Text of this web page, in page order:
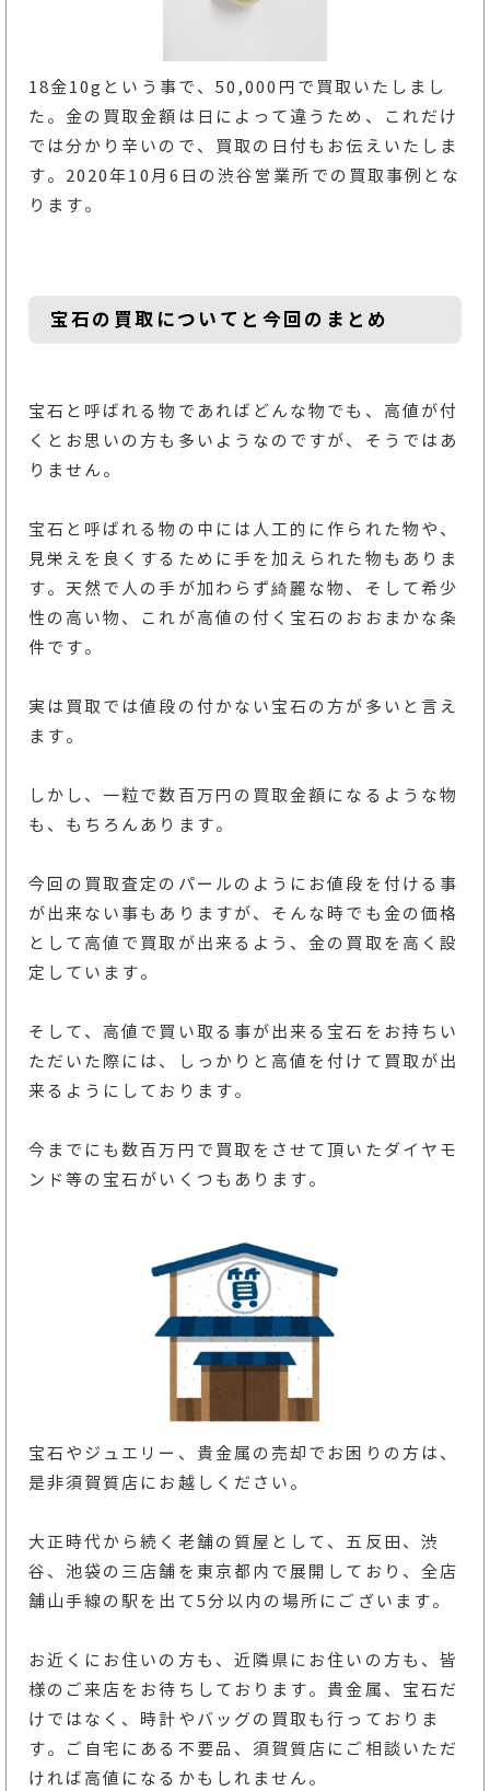
18金10gという事で、50,000円で買取いたしまし
た。金の買取金額は日によって違うため、これだけ
では分かり辛いので、買取の日付もお伝えいたしま
す。2020年10月6日の渋谷営業所での買取事例とな
ります。
宝石の買取についてと今回のまとめ
宝石と呼ばれる物であればどんな物でも、高値が付
くとお思いの方も多いようなのですが、そうではあ
りません。
宝石と呼ばれる物の中には人工的に作られた物や、
見栄えを良くするために手を加えられた物もありま
す。天然で人の手が加わらず綺麗な物、そして希少
性の高い物、これが高値の付く宝石のおおまかな条
件です。
実は買取では値段の付かない宝石の方が多いと言え
ます。
しかし、一粒で数百万円の買取金額になるような物
も、もちろんあります。
今回の買取査定のパールのようにお値段を付ける事
が出来ない事もありますが、そんな時でも金の価格
として高値で買取が出来るよう、金の買取を高く設
定しています。
そして、高値で買い取る事が出来る宝石をお持ちい
ただいた際には、しっかりと高値を付けて買取が出
来るようにしております。
今までにも数百万円で買取をさせて頂いたダイヤモ
ンド等の宝石がいくつもあります。
宝石やジュエリー、貴金属の売却でお困りの方は、
是非須賀質店にお越しください。
大正時代から続く老舗の質屋として、五反田、渋
谷、池袋の三店舗を東京都内で展開しており、全店
舗山手線の駅を出て5分以内の場所にございます。
お近くにお住いの方も、近隣県にお住いの方も、皆
様のご来店をお待ちしております。貴金属、宝石だ
けではなく、時計やバッグの買取も行っておりま
す。ご自宅にある不要品、須賀質店にご相談いただ
ければ高値になるかもしれません。